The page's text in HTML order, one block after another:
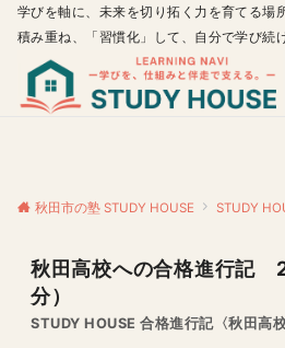
学びを軸に、未来を切り拓く力を育てる場
積み重ね、「習慣化」して、自分で学び続
秋田市の塾 STUDY HOUSE STUDY
秋田高校への合格進行記
分）
STUDY HOUSE 合格進行記〈秋田高校